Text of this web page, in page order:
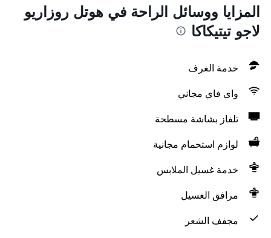
المزايا ووسائل الراحة في هوتل روزاريو
لاجو تيتيكاكا
خدمة الغرف
واي فاي مجاني
تلفاز بشاشة مسطحة
لوازم استحمام مجانية
خدمة غسيل الملابس
مرافق الغسيل
مجفف الشعر